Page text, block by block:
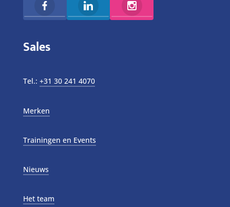
Sales
Tel.: +31 30 241 4070
Merken
Trainingen en Events
Nieuws
Het team